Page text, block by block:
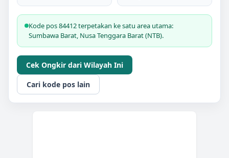
Kode pos 84412 terpetakan ke satu area utama:
Sumbawa Barat, Nusa Tenggara Barat (NTB).
Cek Ongkir dari Wilayah Ini
Cari kode pos lain